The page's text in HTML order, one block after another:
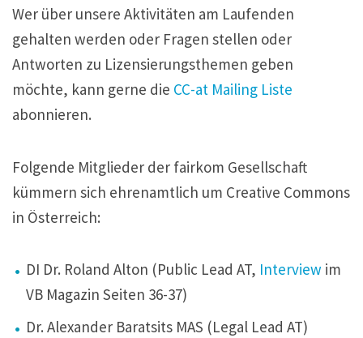
Wer über unsere Aktivitäten am Laufenden
gehalten werden oder Fragen stellen oder
Antworten zu Lizensierungsthemen geben
möchte, kann gerne die CC-at Mailing Liste
abonnieren.
Folgende Mitglieder der fairkom Gesellschaft
kümmern sich ehrenamtlich um Creative Commons
in Österreich:
DI Dr. Roland Alton (Public Lead AT, Interview im
VB Magazin Seiten 36-37)
Dr. Alexander Baratsits MAS (Legal Lead AT)